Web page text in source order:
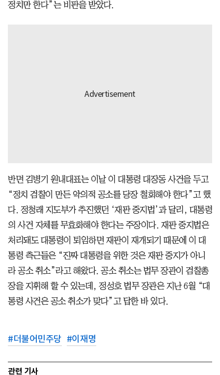
정치만 한다”는 비판을 받았다.
반면 김병기 원내대표는 이날 이 대통령 대장동 사건을 두고
“정치 검찰이 만든 악의적 공소를 당장 철회해야 한다”고 했
다. 정청래 지도부가 추진했던 ‘재판 중지법’과 달리, 대통령
의 사건 자체를 무효화해야 한다는 주장이다. 재판 중지법은
처리돼도 대통령이 퇴임하면 재판이 재개되기 때문에 이 대
통령 측근들은 “진짜 대통령을 위한 것은 재판 중지가 아니
라 공소 취소”라고 해왔다. 공소 취소는 법무 장관이 검찰총
장을 지휘해 할 수 있는데, 정성호 법무 장관은 지난 6월 “대
통령 사건은 공소 취소가 맞다”고 답한 바 있다.
#더불어민주당 #이재명
관련 기사